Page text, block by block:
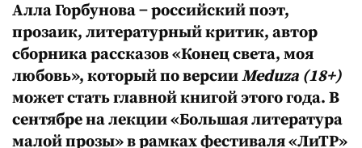
Алла Горбунова − российский поэт,
прозаик, литературный критик, автор
сборника рассказов «Конец света, моя
любовь», который по версииMeduza (18+)
может стать главной книгой этого года. В
сентябре на лекции «Большая литература
малой прозы» в рамках фестиваля «ЛиТР»